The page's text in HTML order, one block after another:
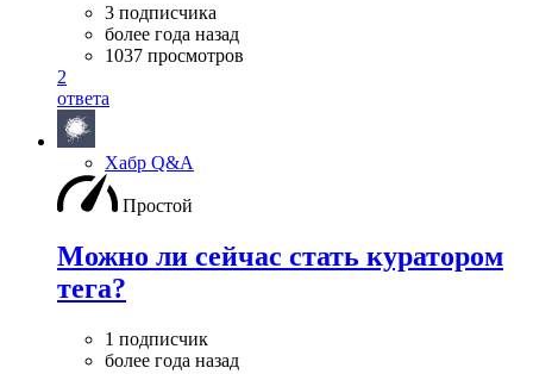
3 подписчика
более года назад
1037 просмотров
2
ответа
Хабр Q&A
Простой
Можно ли сейчас стать куратором
тега?
1 подписчик
более года назад